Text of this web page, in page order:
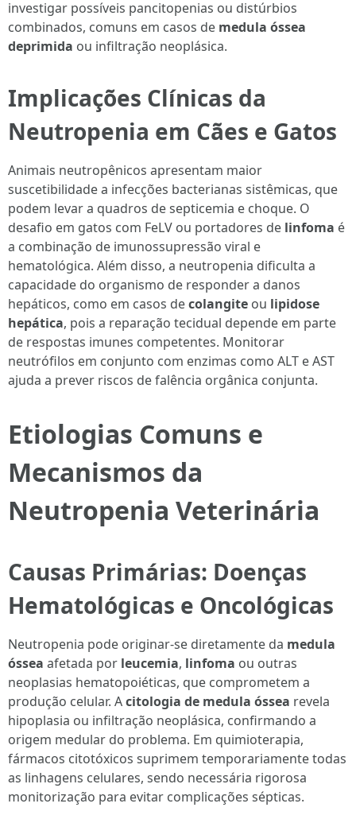
investigar possíveis pancitopenias ou distúrbios
combinados, comuns em casos de medula óssea
deprimida ou infiltração neoplásica.
Implicações Clínicas da
Neutropenia em Cães e Gatos
Animais neutropênicos apresentam maior
suscetibilidade a infecções bacterianas sistêmicas, que
podem levar a quadros de septicemia e choque. O
desafio em gatos com FeLV ou portadores de linfoma é
a combinação de imunossupressão viral e
hematológica. Além disso, a neutropenia dificulta a
capacidade do organismo de responder a danos
hepáticos, como em casos decolangite ou lipidose
hepática, pois a reparação tecidual depende em parte
de respostas imunes competentes. Monitorar
neutrófilos em conjunto com enzimas como ALT e AST
ajuda a prever riscos de falência orgânica conjunta.
Etiologias Comuns e
Mecanismos da
Neutropenia Veterinária
Causas Primárias: Doenças
Hematológicas e Oncológicas
Neutropenia pode originar-se diretamente da medula
óssea afetada por leucemia, linfoma ou outras
neoplasias hematopoiéticas, que comprometem a
produção celular. Acitologia de medula óssea revela
hipoplasia ou infiltração neoplásica, confirmando a
origem medular do problema. Em quimioterapia,
fármacos citotóxicos suprimem temporariamente todas
as linhagens celulares, sendo necessária rigorosa
monitorização para evitar complicações sépticas.